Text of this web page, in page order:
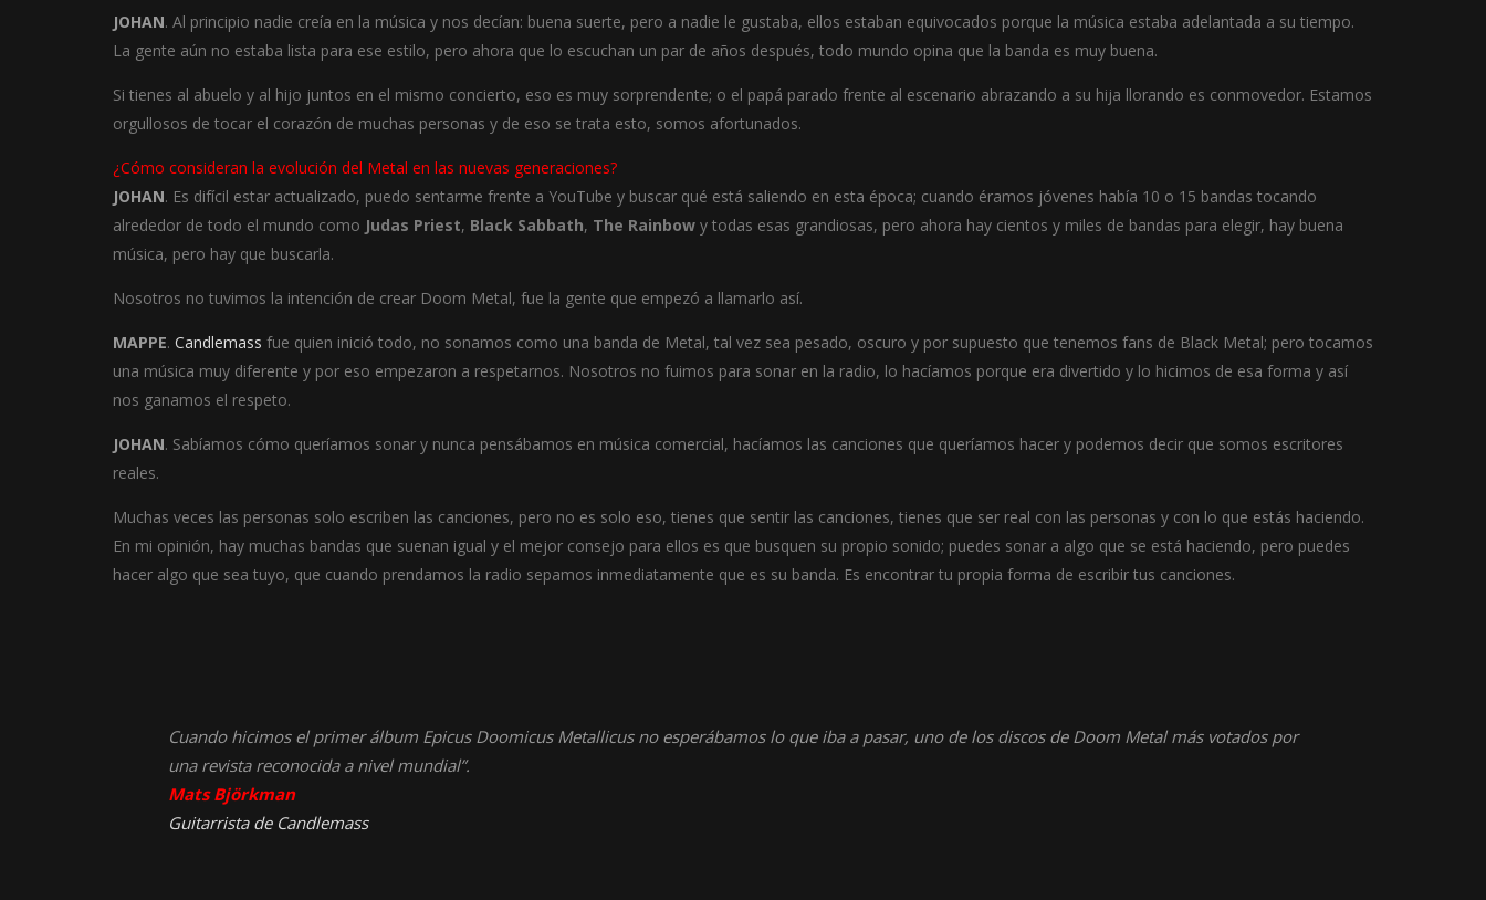
JOHAN. Al principio nadie creía en la música y nos decían: buena suerte, pero a nadie le gustaba, ellos estaban equivocados porque la música estaba adelantada a su tiempo.
La gente aún no estaba lista para ese estilo, pero ahora que lo escuchan un par de años después, todo mundo opina que la banda es muy buena.
Si tienes al abuelo y al hijo juntos en el mismo concierto, eso es muy sorprendente; o el papá parado frente al escenario abrazando a su hija llorando es conmovedor. Estamos
orgullosos de tocar el corazón de muchas personas y de eso se trata esto, somos afortunados.
¿Cómo consideran la evolución del Metal en las nuevas generaciones?
JOHAN. Es difícil estar actualizado, puedo sentarme frente a YouTube y buscar qué está saliendo en esta época; cuando éramos jóvenes había 10 o 15 bandas tocando
alrededor de todo el mundo como Judas Priest, Black Sabbath, The Rainbow y todas esas grandiosas, pero ahora hay cientos y miles de bandas para elegir, hay buena
música, pero hay que buscarla.
Nosotros no tuvimos la intención de crear Doom Metal, fue la gente que empezó a llamarlo así.
MAPPE. Candlemass fue quien inició todo, no sonamos como una banda de Metal, tal vez sea pesado, oscuro y por supuesto que tenemos fans de Black Metal; pero tocamos
una música muy diferente y por eso empezaron a respetarnos. Nosotros no fuimos para sonar en la radio, lo hacíamos porque era divertido y lo hicimos de esa forma y así
nos ganamos el respeto.
JOHAN. Sabíamos cómo queríamos sonar y nunca pensábamos en música comercial, hacíamos las canciones que queríamos hacer y podemos decir que somos escritores
reales.
Muchas veces las personas solo escriben las canciones, pero no es solo eso, tienes que sentir las canciones, tienes que ser real con las personas y con lo que estás haciendo.
En mi opinión, hay muchas bandas que suenan igual y el mejor consejo para ellos es que busquen su propio sonido; puedes sonar a algo que se está haciendo, pero puedes
hacer algo que sea tuyo, que cuando prendamos la radio sepamos inmediatamente que es su banda. Es encontrar tu propia forma de escribir tus canciones.
Cuando hicimos el primer álbum Epicus Doomicus Metallicus no esperábamos lo que iba a pasar, uno de los discos de Doom Metal más votados por
una revista reconocida a nivel mundial”.
Mats Björkman
Guitarrista de Candlemass